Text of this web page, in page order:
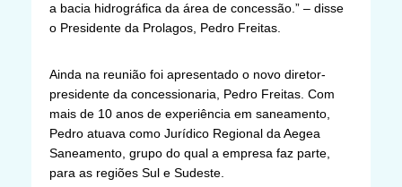
a bacia hidrográfica da área de concessão.” – disse
o Presidente da Prolagos, Pedro Freitas.
Ainda na reunião foi apresentado o novo diretor-
presidente da concessionaria, Pedro Freitas. Com
mais de 10 anos de experiência em saneamento,
Pedro atuava como Jurídico Regional da Aegea
Saneamento, grupo do qual a empresa faz parte,
para as regiões Sul e Sudeste.